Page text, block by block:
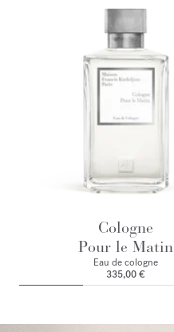
Cologne
Pour le Matin
Eau de cologne
335,00 €